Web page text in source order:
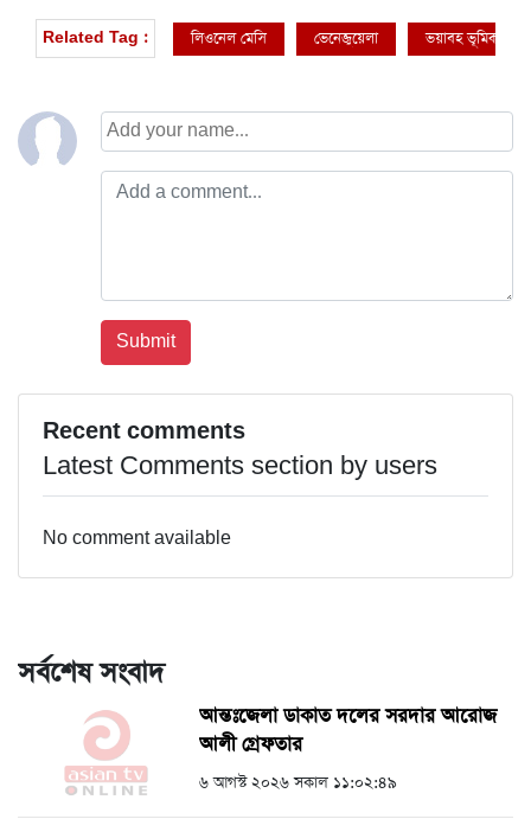
Related Tag : লিওনেল মেসি ভেনেজুয়েলা ভয়াবহ ভূমিকম্প
Recent comments
Latest Comments section by users
No comment available
সর্বশেষ সংবাদ
আন্তঃজেলা ডাকাত দলের সরদার আরোজ
আলী গ্রেফতার
৬ আগস্ট ২০২৬ সকাল ১১:০২:৪৯